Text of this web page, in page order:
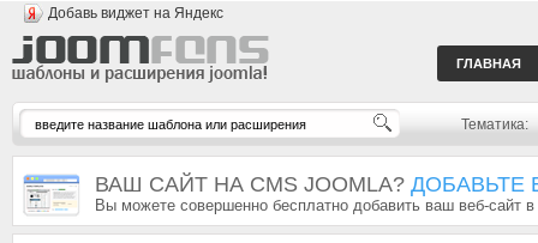
Добавь виджет на Яндекс
ГЛАВНАЯ
Тематика:
ВАШ САЙТ НА CMS JOOMLA? ДОБАВЬТЕ
Вы можете совершенно бесплатно добавить ваш веб-сайт